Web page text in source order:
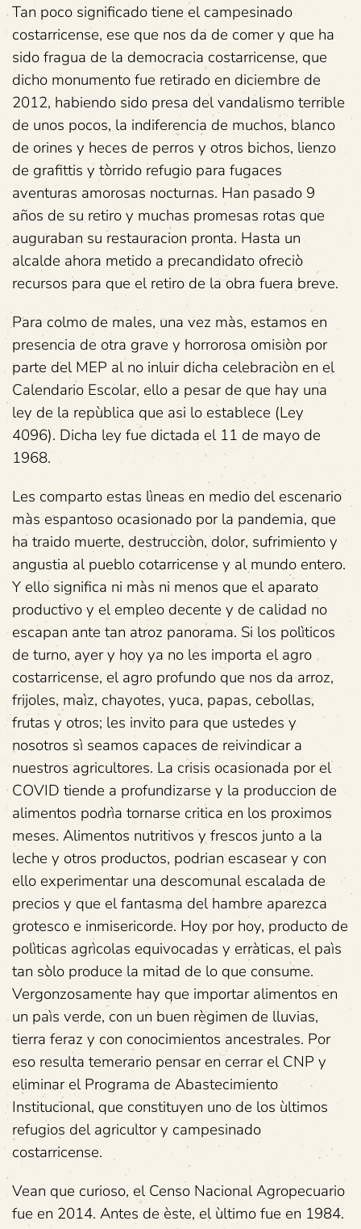
Tan poco significado tiene el campesinado
costarricense, ese que nos da de comer y que ha
sido fragua de la democracia costarricense, que
dicho monumento fue retirado en diciembre de
2012, habiendo sido presa del vandalismo terrible
de unos pocos, la indiferencia de muchos, blanco
de orines y heces de perros y otros bichos, lienzo
de grafittis y tòrrido refugio para fugaces
aventuras amorosas nocturnas. Han pasado 9
años de su retiro y muchas promesas rotas que
auguraban su restauracion pronta. Hasta un
alcalde ahora metido a precandidato ofreciò
recursos para que el retiro de la obra fuera breve.
Para colmo de males, una vez màs, estamos en
presencia de otra grave y horrorosa omisiòn por
parte del MEP al no inluir dicha celebraciòn en el
Calendario Escolar, ello a pesar de que hay una
ley de la repùblica que asi lo establece (Ley
4096). Dicha ley fue dictada el 11 de mayo de
1968.
Les comparto estas lìneas en medio del escenario
màs espantoso ocasionado por la pandemia, que
ha traido muerte, destrucciòn, dolor, sufrimiento y
angustia al pueblo cotarricense y al mundo entero.
Y ello significa ni màs ni menos que el aparato
productivo y el empleo decente y de calidad no
escapan ante tan atroz panorama. Si los polìticos
de turno, ayer y hoy ya no les importa el agro
costarricense, el agro profundo que nos da arroz,
frijoles, maìz, chayotes, yuca, papas, cebollas,
frutas y otros; les invito para que ustedes y
nosotros sì seamos capaces de reivindicar a
nuestros agricultores. La crisis ocasionada por el
COVID tiende a profundizarse y la produccion de
alimentos podrìa tornarse critica en los proximos
meses. Alimentos nutritivos y frescos junto a la
leche y otros productos, podrian escasear y con
ello experimentar una descomunal escalada de
precios y que el fantasma del hambre aparezca
grotesco e inmisericorde. Hoy por hoy, producto de
polìticas agrìcolas equivocadas y erràticas, el paìs
tan sòlo produce la mitad de lo que consume.
Vergonzosamente hay que importar alimentos en
un paìs verde, con un buen règimen de lluvias,
tierra feraz y con conocimientos ancestrales. Por
eso resulta temerario pensar en cerrar el CNP y
eliminar el Programa de Abastecimiento
Institucional, que constituyen uno de los ùltimos
refugios del agricultor y campesinado
costarricense.
Vean que curioso, el Censo Nacional Agropecuario
fue en 2014. Antes de èste, el ùltimo fue en 1984.